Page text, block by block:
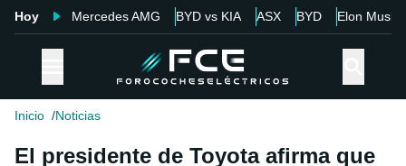
Hoy Mercedes AMG BYD vs KIA ASX BYD Elon Musk
Inicio Noticias
El presidente de Toyota afirma que